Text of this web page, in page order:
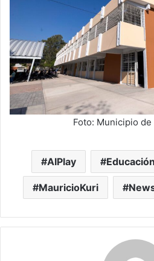
Foto: Municipio
AIPlay Educación
MauricioKuri